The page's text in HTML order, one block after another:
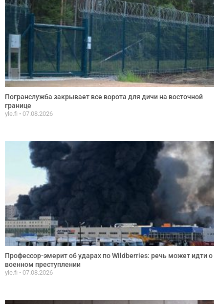
Погранслужба закрывает все ворота для дичи на восточной
границе
yle.fi 07.08.2026
Профессор-эмерит об ударах по Wildberries: речь может идти о
военном преступлении
yle.fi 07.08.2026